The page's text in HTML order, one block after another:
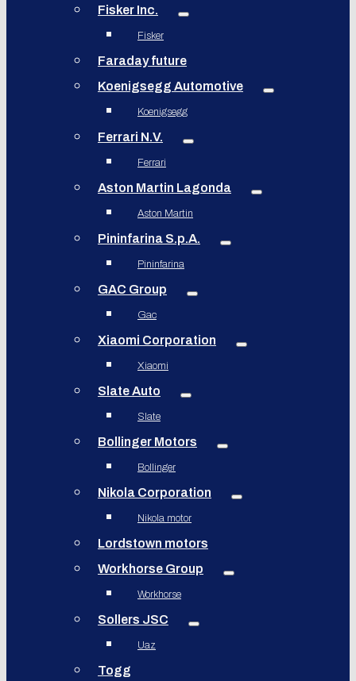
Fisker Inc.
Fisker
Faraday future
Koenigsegg Automotive
Koenigsegg
Ferrari N.V.
Ferrari
Aston Martin Lagonda
Aston Martin
Pininfarina S.p.A.
Pininfarina
GAC Group
Gac
Xiaomi Corporation
Xiaomi
Slate Auto
Slate
Bollinger Motors
Bollinger
Nikola Corporation
Nikola motor
Lordstown motors
Workhorse Group
Workhorse
Sollers JSC
Uaz
Togg